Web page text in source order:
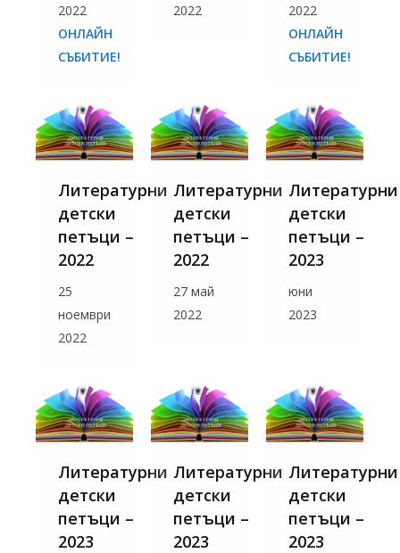
2022
ОНЛАЙН
СЪБИТИЕ!
2022
2022
ОНЛАЙН
СЪБИТИЕ!
Литературни
детски
петъци –
2022
25
ноември
2022
Литературни
детски
петъци –
2022
27 май
2022
Литературни
детски
петъци –
2023
юни
2023
Литературни
детски
петъци –
2023
Литературни
детски
петъци –
2023
Литературни
детски
петъци –
2023